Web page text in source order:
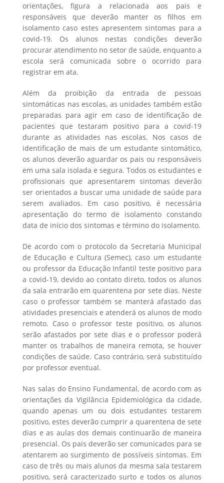
orientações, figura a relacionada aos pais e
responsáveis que deverão manter os filhos em
isolamento caso estes apresentem sintomas para a
covid-19. Os alunos nestas condições deverão
procurar atendimento no setor de saúde, enquanto a
escola será comunicada sobre o ocorrido para
registrar em ata.
Além da proibição da entrada de pessoas
sintomáticas nas escolas, as unidades também estão
preparadas para agir em caso de identificação de
pacientes que testaram positivo para a covid-19
durante as atividades nas escolas. Nos casos de
identificação de mais de um estudante sintomático,
os alunos deverão aguardar os pais ou responsáveis
em uma sala isolada e segura. Todos os estudantes e
profissionais que apresentarem sintomas deverão
ser orientados a buscar uma unidade de saúde para
serem avaliados. Em caso positivo, é necessária
apresentação do termo de isolamento constando
data de início dos sintomas e término do isolamento.
De acordo com o protocolo da Secretaria Municipal
de Educação e Cultura (Semec), caso um estudante
ou professor da Educação Infantil teste positivo para
a covid-19, devido ao contato direto, todos os alunos
da sala entrarão em quarentena por sete dias. Neste
caso o professor também se manterá afastado das
atividades presenciais e atenderá os alunos de modo
remoto. Caso o professor teste positivo, os alunos
serão afastados por sete dias e o professor poderá
manter os trabalhos de maneira remota, se houver
condições de saúde. Caso contrário, será substituído
por professor eventual.
Nas salas do Ensino Fundamental, de acordo com as
orientações da Vigilância Epidemiológica da cidade,
quando apenas um ou dois estudantes testarem
positivo, estes deverão cumprir a quarentena de sete
dias e as aulas dos demais continuarão de maneira
presencial. Os pais deverão ser comunicados para se
atentarem ao surgimento de possíveis sintomas. Em
caso de três ou mais alunos da mesma sala testarem
positivo, será caracterizado surto e todos os alunos